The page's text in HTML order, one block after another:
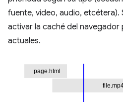
fuente, video, audio, etcétera).
activar la caché del navegador
actuales.